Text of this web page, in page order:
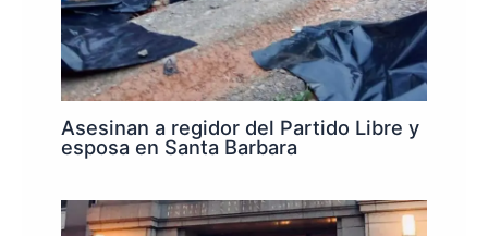
Asesinan a regidor del Partido Libre y
esposa en Santa Barbara